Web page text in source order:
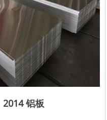
2014 铝板